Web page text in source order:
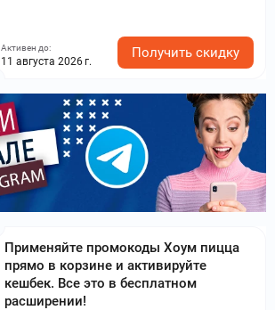
Активен до:
11 августа 2026 г.
Получить скидку
Применяйте промокоды Хоум пицца
прямо в корзине и активируйте
кешбек. Все это в бесплатном
расширении!